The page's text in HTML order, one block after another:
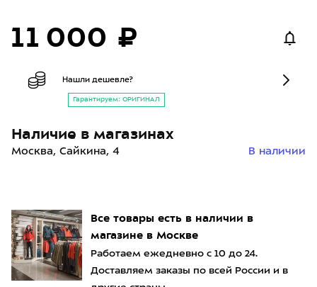
Все товары есть в наличии в
магазине в Москве
Работаем ежедневно с 10 до 24.
Доставляем заказы по всей России и в
11 000 ₽
Нашли дешевле?
Гарантируем: ОРИГИНАЛ
Наличие в магазинах
Москва, Сайкина, 4 В наличии